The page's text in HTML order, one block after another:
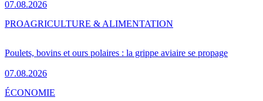
07.08.2026
Poulets, bovins et ours polaires : la grippe aviaire se propage
07.08.2026
PROAGRICULTURE & ALIMENTATION
ÉCONOMIE